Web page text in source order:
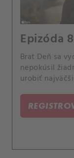
Epizóda
Brat Deň sa
nepokúsil
urobiť